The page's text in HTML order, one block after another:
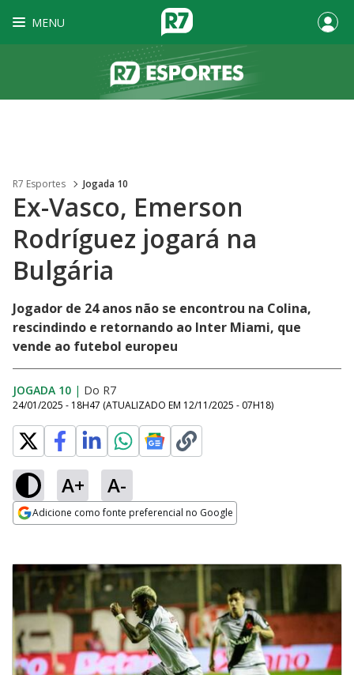
MENU
R7 Esportes Jogada 10
Ex-Vasco, Emerson
Rodríguez jogará na
Bulgária
Jogador de 24 anos não se encontrou na Colina,
rescindindo e retornando ao Inter Miami, que
vende ao futebol europeu
JOGADA 10 | Do R7
24/01/2025 - 18H47 (ATUALIZADO EM 12/11/2025 - 07H18)
A+ A-
Adicione como fonte preferencial no Google